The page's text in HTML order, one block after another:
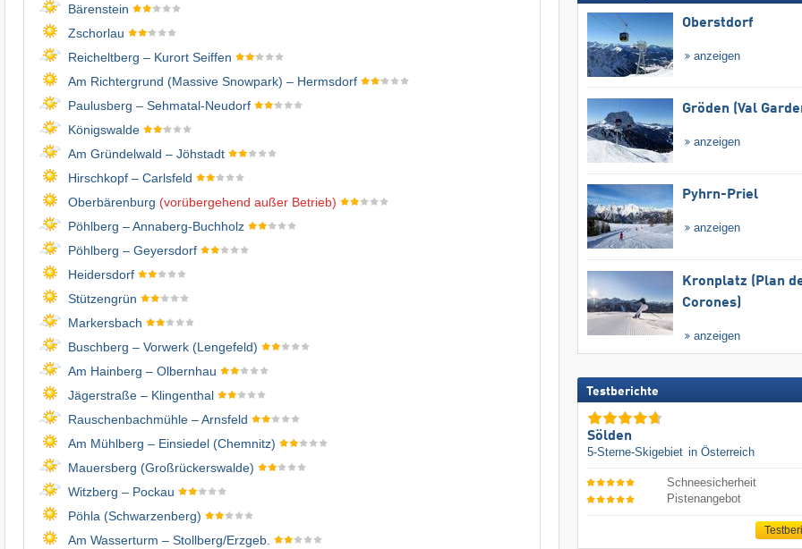
Bärenstein
Zschorlau
Reicheltberg – Kurort Seiffen
Am Richtergrund (Massive Snowpark) – Hermsdorf
Paulusberg – Sehmatal-Neudorf
Königswalde
Am Gründelwald – Jöhstadt
Hirschkopf – Carlsfeld
Oberbärenburg (vorübergehend außer Betrieb)
Pöhlberg – Annaberg-Buchholz
Pöhlberg – Geyersdorf
Heidersdorf
Stützengrün
Markersbach
Buschberg – Vorwerk (Lengefeld)
Am Hainberg – Olbernhau
Jägerstraße – Klingenthal
Rauschenbachmühle – Arnsfeld
Am Mühlberg – Einsiedel (Chemnitz)
Mauersberg (Großrückerswalde)
Witzberg – Pockau
Pöhla (Schwarzenberg)
Am Wasserturm – Stollberg/​Erzgeb.
Oberstdorf
anzeigen
Gröden (Val
anzeigen
Pyhrn-Priel
anzeigen
Kronplatz (Plan
Corones)
anzeigen
Testberichte
Sölden
5-Sterne-Skigebiet in Österreich
Schneesicherheit
Pistenangebot